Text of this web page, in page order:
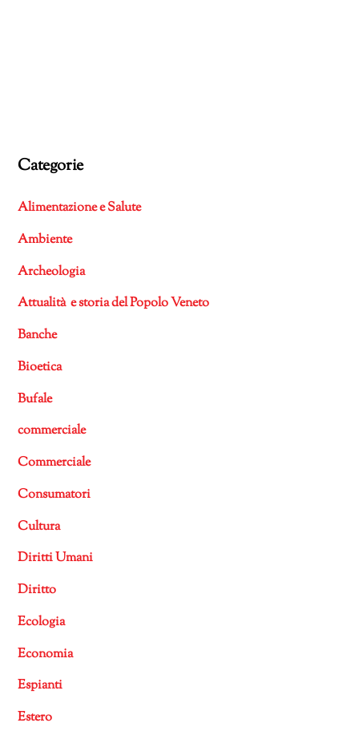
Categorie
Alimentazione e Salute
Ambiente
Archeologia
Attualità e storia del Popolo Veneto
Banche
Bioetica
Bufale
commerciale
Commerciale
Consumatori
Cultura
Diritti Umani
Diritto
Ecologia
Economia
Espianti
Estero